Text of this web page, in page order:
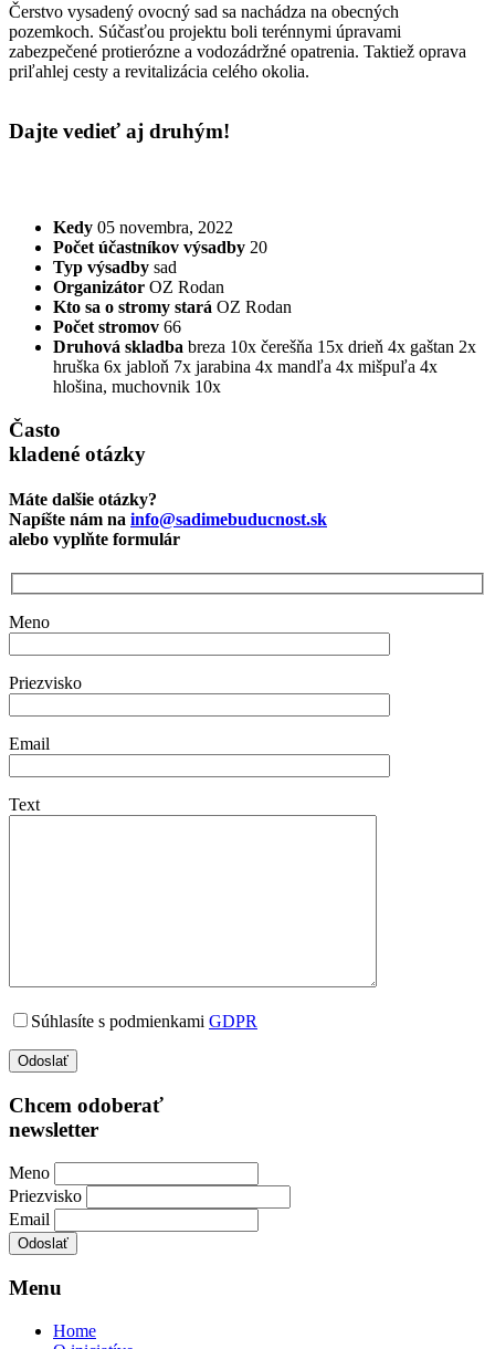
Čerstvo vysadený ovocný sad sa nachádza na obecných
pozemkoch. Súčasťou projektu boli terénnymi úpravami
zabezpečené protierózne a vodozádržné opatrenia. Taktiež oprava
priľahlej cesty a revitalizácia celého okolia.
Dajte vedieť aj druhým!
Kedy 05 novembra, 2022
Počet účastníkov výsadby 20
Typ výsadby sad
Organizátor OZ Rodan
Kto sa o stromy stará OZ Rodan
Počet stromov 66
Druhová skladba breza 10x čerešňa 15x drieň 4x gaštan 2x
hruška 6x jabloň 7x jarabina 4x mandľa 4x mišpuľa 4x
hlošina, muchovnik 10x
Často
kladené otázky
Máte dalšie otázky?
Napíšte nám na info@sadimebuducnost.sk
alebo vyplňte formulár
Meno
Priezvisko
Email
Text
Súhlasíte s podmienkami GDPR
Chcem odoberať
newsletter
Meno
Priezvisko
Email
Menu
Home